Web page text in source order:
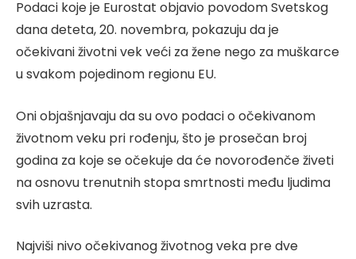
Podaci koje je Eurostat objavio povodom Svetskog
dana deteta, 20. novembra, pokazuju da je
očekivani životni vek veći za žene nego za muškarce
u svakom pojedinom regionu EU.
Oni objašnjavaju da su ovo podaci o očekivanom
životnom veku pri rođenju, što je prosečan broj
godina za koje se očekuje da će novorođenče živeti
na osnovu trenutnih stopa smrtnosti među ljudima
svih uzrasta.
Najviši nivo očekivanog životnog veka pre dve